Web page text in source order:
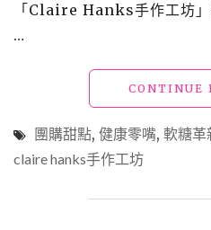
「Claire Hanks手作工坊
…
CONTINUE
團購甜點, 健康零嘴, 軟糖革
claire hanks手作工坊